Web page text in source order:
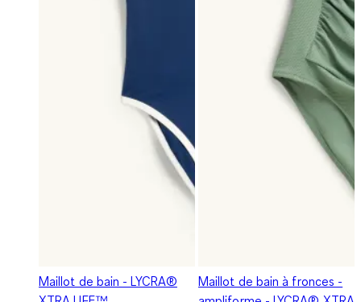
Maillot de bain - LYCRA®
Maillot de bain à fronces -